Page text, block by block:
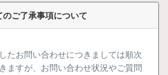
ご了承事項について
たお問い合わせにつきましては順次
ますが、お問い合わせ状況やご質問